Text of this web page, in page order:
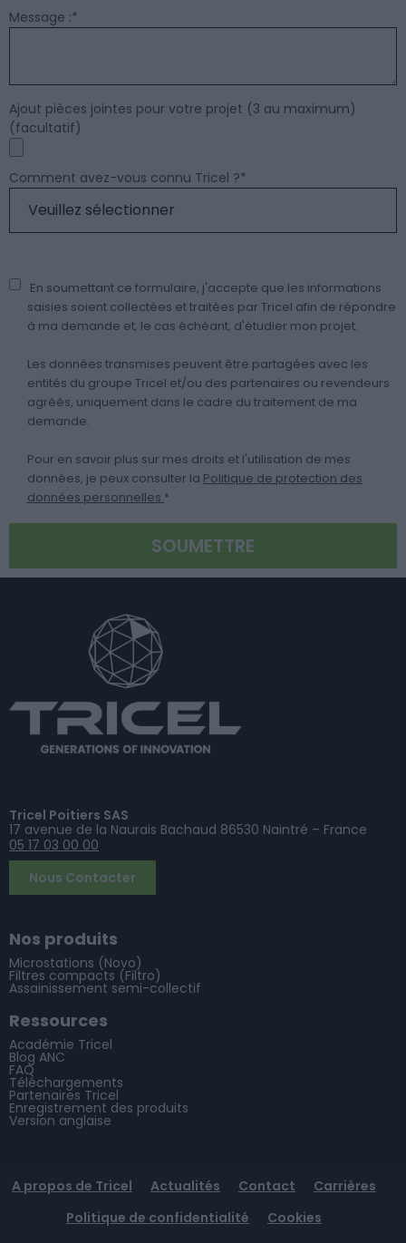
Message :*
Ajout pièces jointes pour votre projet (3 au maximum)
(facultatif)
Comment avez-vous connu Tricel ?*
En soumettant ce formulaire, j'accepte que les informations
saisies soient collectées et traitées par Tricel afin de répondre
à ma demande et, le cas échéant, d'étudier mon projet.
Les données transmises peuvent être partagées avec les
entités du groupe Tricel et/ou des partenaires ou revendeurs
agréés, uniquement dans le cadre du traitement de ma
demande.
Pour en savoir plus sur mes droits et l'utilisation de mes
données, je peux consulter la Politique de protection des
données personnelles.*
Tricel Poitiers SAS
17 avenue de la Naurais Bachaud 86530 Naintré – France
05 17 03 00 00
Nous Contacter
Nos produits
Microstations (Novo)
Filtres compacts (Filtro)
Assainissement semi-collectif
Ressources
Académie Tricel
Blog ANC
FAQ
Téléchargements
Partenaires Tricel
Enregistrement des produits
Version anglaise
A propos de Tricel Actualités Contact
Carrières
Politique de confidentialité
Cookies